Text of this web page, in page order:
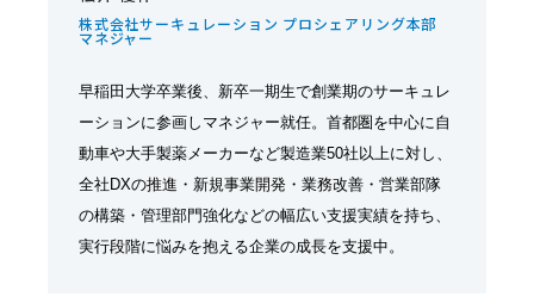
株式会社サーキュレーション プロシェアリング本部
マネジャー
早稲田大学卒業後、新卒一期生で創業期のサーキュレ
ーションに参画しマネジャー就任。首都圏を中心に自
動車や大手製薬メーカーなど製造業50社以上に対し、
全社DXの推進・新規事業開発・業務改善・営業部隊
の構築・管理部門強化などの幅広い支援実績を持ち、
実行段階に悩みを抱える企業の成長を支援中。